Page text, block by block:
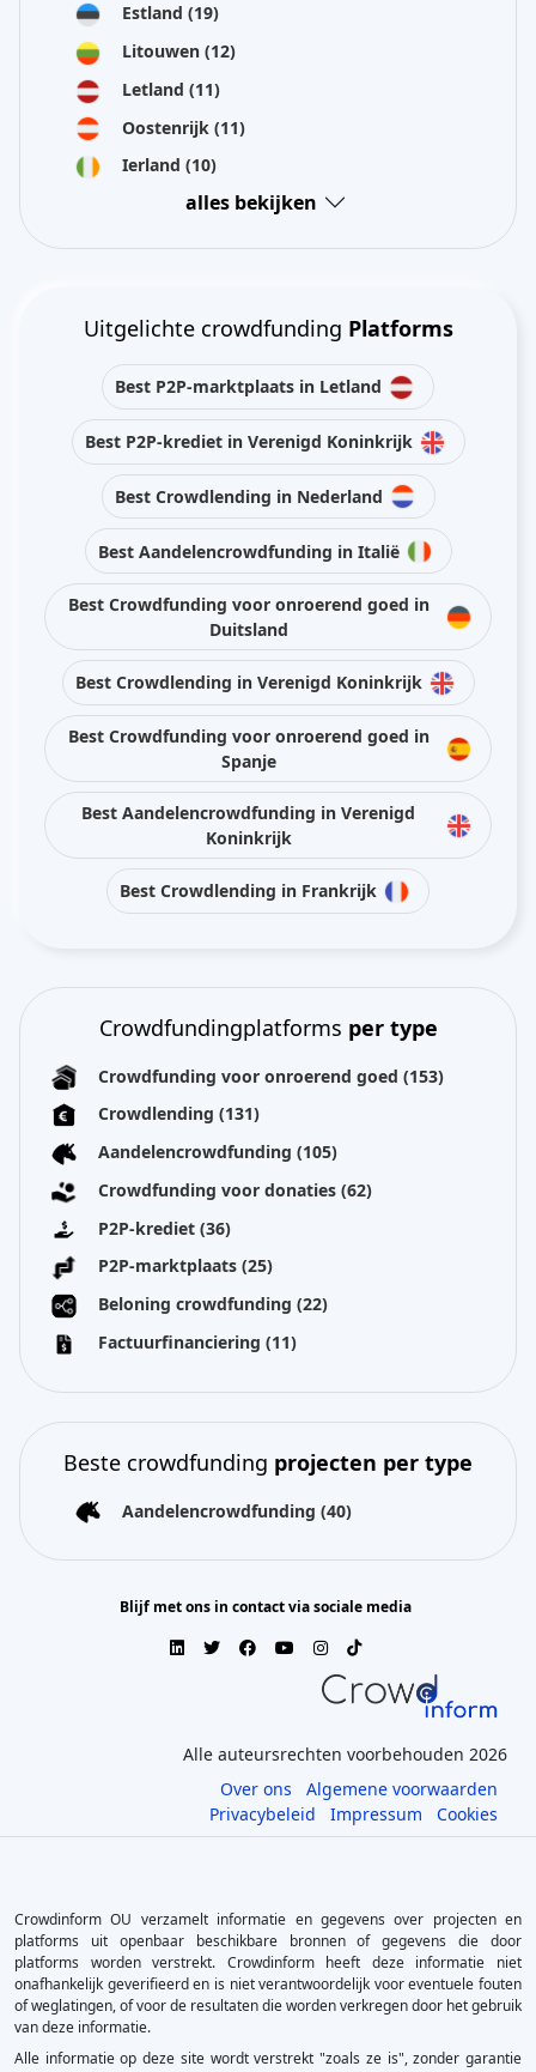
Estland (19)
Litouwen (12)
Letland (11)
Oostenrijk (11)
Ierland (10)
alles bekijken
Uitgelichte crowdfunding Platforms
Best P2P-marktplaats in Letland
Best P2P-krediet in Verenigd Koninkrijk
Best Crowdlending in Nederland
Best Aandelencrowdfunding in Italië
Best Crowdfunding voor onroerend goed in
Duitsland
Best Crowdlending in Verenigd Koninkrijk
Best Crowdfunding voor onroerend goed in
Spanje
Best Aandelencrowdfunding in Verenigd
Koninkrijk
Best Crowdlending in Frankrijk
Crowdfundingplatforms per type
Crowdfunding voor onroerend goed (153)
Crowdlending (131)
Aandelencrowdfunding (105)
Crowdfunding voor donaties (62)
P2P-krediet (36)
P2P-marktplaats (25)
Beloning crowdfunding (22)
Factuurfinanciering (11)
Beste crowdfunding projecten per type
Aandelencrowdfunding (40)
Blijf met ons in contact via sociale media
Alle auteursrechten voorbehouden 2026
Over ons
Algemene voorwaarden
Privacybeleid
Impressum Cookies
Crowdinform OU verzamelt informatie en gegevens over projecten en
platforms uit openbaar beschikbare bronnen of gegevens die door
platforms worden verstrekt. Crowdinform heeft deze informatie niet
onafhankelijk geverifieerd en is niet verantwoordelijk voor eventuele fouten
of weglatingen, of voor de resultaten die worden verkregen door het gebruik
van deze informatie.
Alle informatie op deze site wordt verstrekt "zoals ze is", zonder garantie